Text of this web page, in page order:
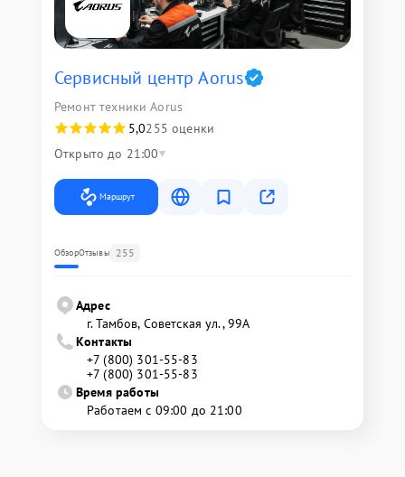
Сервисный центр Aorus
Ремонт техники Aorus
5,0255 оценки
Открыто до 21:00
Маршрут
ОбзорОтзывы 255
Адрес
г. Тамбов, Советская ул., 99А
Контакты
+7 (800) 301-55-83
+7 (800) 301-55-83
Время работы
Работаем с 09:00 до 21:00